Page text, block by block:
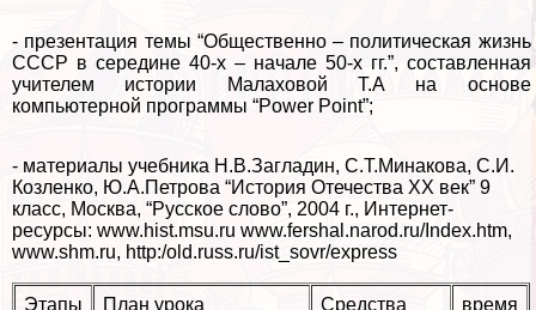
- презентация темы “Общественно – политическая жизнь
СССР в середине 40-х – начале 50-х гг.”, составленная
учителем истории Малаховой Т.А на основе
компьютерной программы “Power Point”;
- материалы учебника Н.В.Загладин, С.Т.Минакова, С.И.
Козленко, Ю.А.Петрова “История Отечества ХХ век” 9
класс, Москва, “Русское слово”, 2004 г., Интернет-
ресурсы: www.hist.msu.ru www.fershal.narod.ru/Index.htm,
www.shm.ru, http:/old.russ.ru/ist_sovr/express
Этапы
План урока
Средства
время